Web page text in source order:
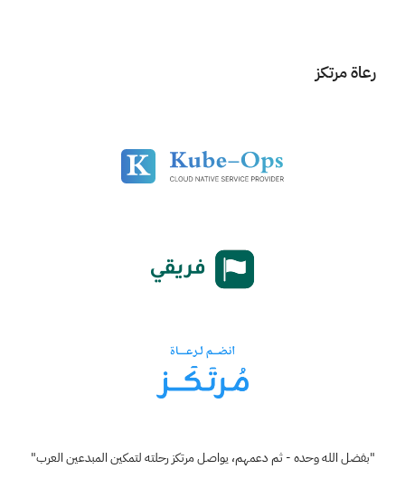
رعاة مرتكز
"بفضل الله وحده - ثم دعمهم، يواصل مرتكز رحلته لتمكين المبدعين العرب"